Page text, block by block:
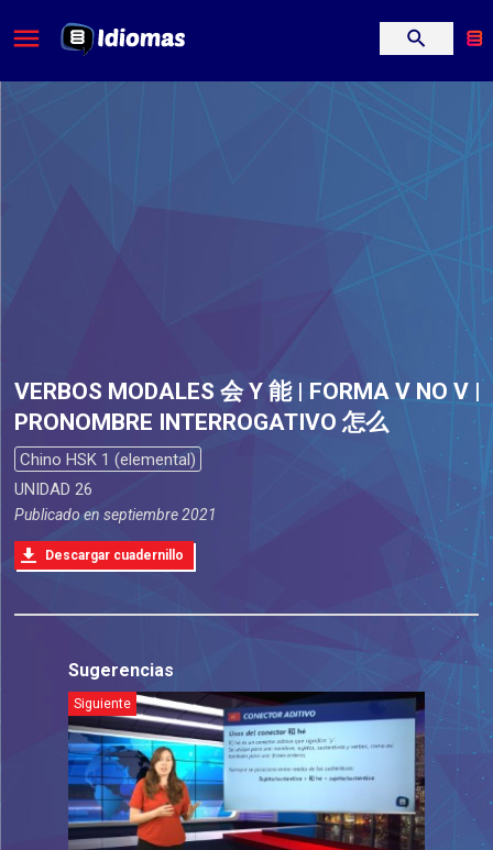
VERBOS MODALES 会 Y 能 | FORMA V NO V |
PRONOMBRE INTERROGATIVO 怎么
Chino HSK 1 (elemental)
UNIDAD 26
Publicado enseptiembre 2021
Descargar cuadernillo
Sugerencias
Siguiente